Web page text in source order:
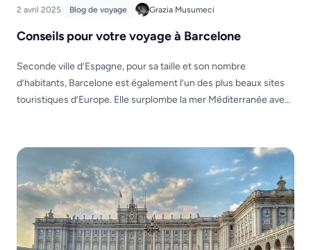
2 avril 2025 Blog de voyage Grazia Musumeci
Conseils pour votre voyage à Barcelone
Seconde ville d’Espagne, pour sa taille et son nombre
d’habitants, Barcelone est également l’un des plus beaux sites
touristiques d’Europe. Elle surplombe la mer Méditerranée avec
Mais elle est également très important pour son architecture […]